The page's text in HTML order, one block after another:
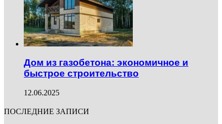
Дом из газобетона: экономичное и
быстрое строительство
12.06.2025
ПОСЛЕДНИЕ ЗАПИСИ